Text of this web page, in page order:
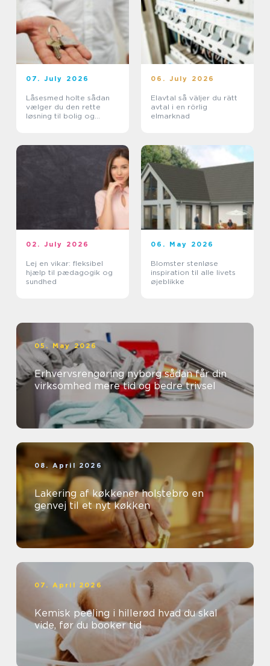
07. July 2026
Låsesmed holte sådan
vælger du den rette
løsning til bolig og
06. July 2026
Elavtal så väljer du rätt
avtal i en rörlig
elmarknad
02. July 2026
Lej en vikar: fleksibel
hjælp til pædagogik og
sundhed
06. May 2026
Blomster stenløse
inspiration til alle livets
øjeblikke
05. May 2026
Erhvervsrengøring nyborg sådan får din
virksomhed mere tid og bedre trivsel
08. April 2026
Lakering af køkkener holstebro en
genvej til et nyt køkken
07. April 2026
Kemisk peeling i hillerød hvad du skal
vide, før du booker tid